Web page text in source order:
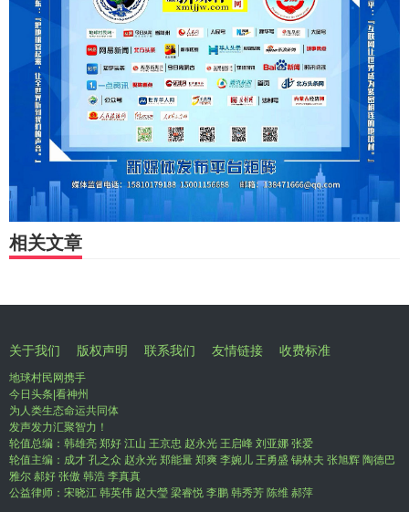
相关文章
关于我们 版权声明 联系我们 友情链接 收费标准
地球村民网携手
今日头条|看神州
为人类生态命运共同体
发声发力汇聚智力！
轮值总编：韩雄亮 郑好 江山 王京忠 赵永光 王启峰 刘亚娜 张爱
轮值主编：成才 孔之众 赵永光 郑能量 郑爽 李婉儿 王勇盛 锡林夫 张旭辉 陶德巴
雅尔 郝好 张傲 韩浩 李真真
公益律师：宋晓江 韩英伟 赵大瑩 梁睿悦 李鹏 韩秀芳 陈维 郝萍